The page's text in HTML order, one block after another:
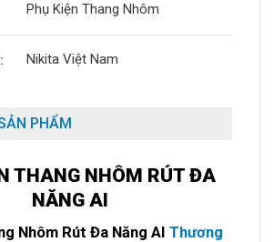
Phụ Kiện Thang Nhôm
Nikita Việt Nam
PHẨM
THANG NHÔM RÚT ĐA
NĂNG AI
Nhôm Rút Đa Năng AI Thương